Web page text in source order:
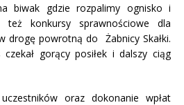
biwak gdzie rozpalimy ognisko i
konkursy sprawnościowe dla
drogę powrotną do Żabnicy Skałki.
gorący posiłek i dalszy ciąg
oraz dokonanie wpłat